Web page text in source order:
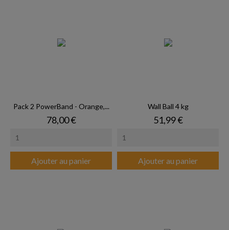
Pack 2 PowerBand - Orange,...
Prix
78,00 €
Ajouter au panier
Wall Ball 4 kg
Prix
51,99 €
Ajouter au panier